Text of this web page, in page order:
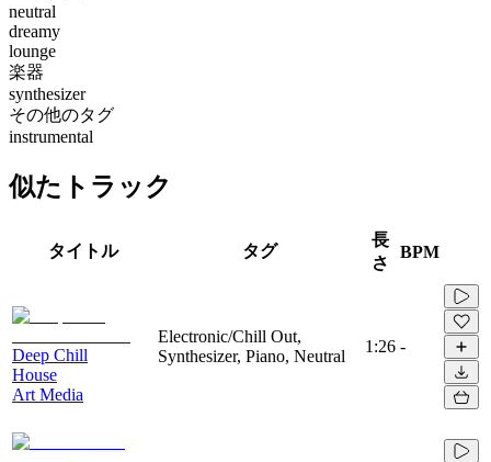
neutral
dreamy
lounge
楽器
synthesizer
その他のタグ
instrumental
似たトラック
タイトル タグ
長
さ
BPM
Deep Chill
House
Art Media
Electronic/Chill Out,
Synthesizer, Piano, Neutral
1:26 -